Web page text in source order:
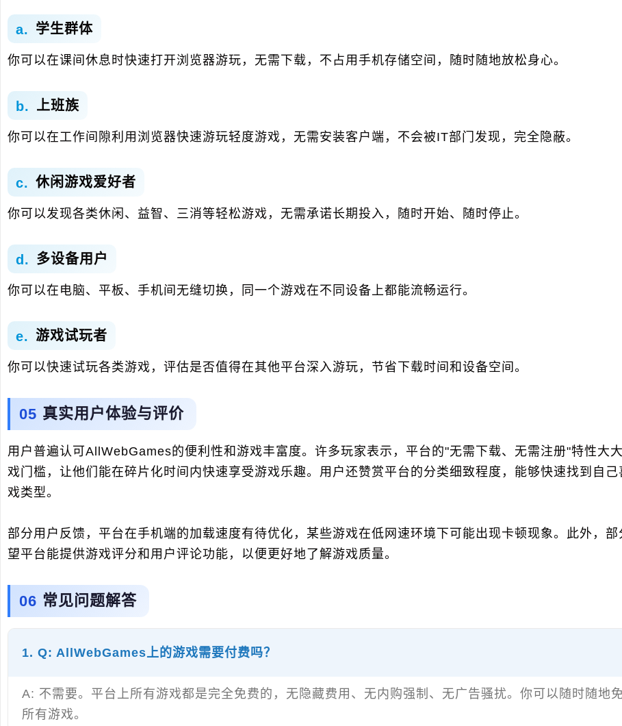
学生群体
你可以在课间休息时快速打开浏览器游玩，无需下载，不占用手机存储空间，随时随地放松身心。
上班族
你可以在工作间隙利用浏览器快速游玩轻度游戏，无需安装客户端，不会被IT部门发现，完全隐蔽。
休闲游戏爱好者
你可以发现各类休闲、益智、三消等轻松游戏，无需承诺长期投入，随时开始、随时停止。
多设备用户
你可以在电脑、平板、手机间无缝切换，同一个游戏在不同设备上都能流畅运行。
游戏试玩者
你可以快速试玩各类游戏，评估是否值得在其他平台深入游玩，节省下载时间和设备空间。
真实用户体验与评价
用户普遍认可AllWebGames的便利性和游戏丰富度。许多玩家表示，平台的"无需下载、无需注册"特性大
戏门槛，让他们能在碎片化时间内快速享受游戏乐趣。用户还赞赏平台的分类细致程度，能够快速找到自己
戏类型。
部分用户反馈，平台在手机端的加载速度有待优化，某些游戏在低网速环境下可能出现卡顿现象。此外，部
望平台能提供游戏评分和用户评论功能，以便更好地了解游戏质量。
常见问题解答
1. Q: AllWebGames上的游戏需要付费吗？
A: 不需要。平台上所有游戏都是完全免费的，无隐藏费用、无内购强制、无广告骚扰。你可以随时随地
所有游戏。